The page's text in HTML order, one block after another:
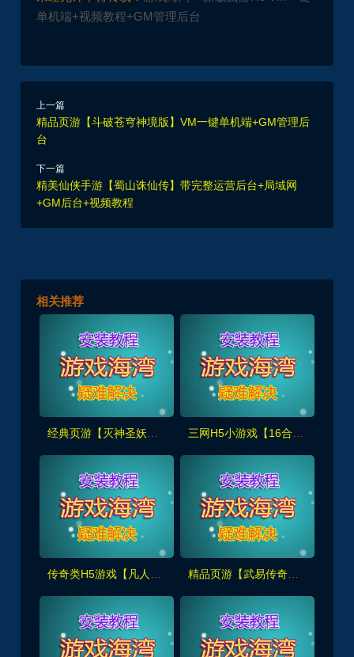
单机端+视频教程+GM管理后台
上一篇
精品页游【斗破苍穹神境版】VM一键单机端+GM管理后
台
下一篇
精美仙侠手游【蜀山诛仙传】带完整运营后台+局域网
+GM后台+视频教程
相关推荐
精品页游【武易传奇】新增全职业110级装备,足迹时装,锻铸合成,新增极·屠龙套装+GM物品命令